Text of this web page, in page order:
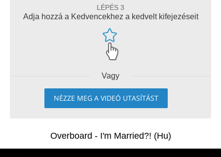
LÉPÉS 3
Adja hozzá a Kedvencekhez a kedvelt kifejezéseit
Vagy
NÉZZE MEG A VIDEÓ UTASÍTÁST
Overboard - I'm Married?! (Hu)